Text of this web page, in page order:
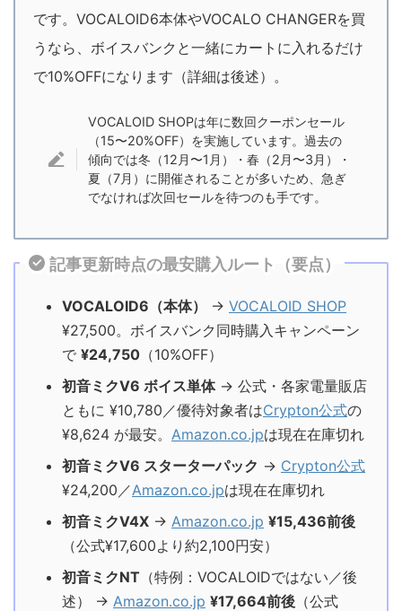
です。VOCALOID6本体やVOCALO CHANGERを買
うなら、ボイスバンクと一緒にカートに入れるだけ
で10%OFFになります（詳細は後述）。
VOCALOID SHOPは年に数回クーポンセール
（15〜20%OFF）を実施しています。過去の
傾向では冬（12月〜1月）・春（2月〜3月）・
夏（7月）に開催されることが多いため、急ぎ
でなければ次回セールを待つのも手です。
記事更新時点の最安購入ルート（要点）
VOCALOID6（本体） → VOCALOID SHOP
¥27,500。ボイスバンク同時購入キャンペーン
で ¥24,750 （10%OFF）
初音ミクV6 ボイス単体→ 公式・各家電量販店
ともに ¥10,780／優待対象者はCrypton公式の
¥8,624 が最安。 Amazon.co.jpは現在在庫切れ
初音ミクV6 スターターパック → Crypton公式
¥24,200／Amazon.co.jpは現在在庫切れ
初音ミクV4X → Amazon.co.jp ¥15,436前後
（公式¥17,600より約2,100円安）
初音ミクNT （特例：VOCALOIDではない／後
述） → Amazon.co.jp ¥17,664前後 （公式